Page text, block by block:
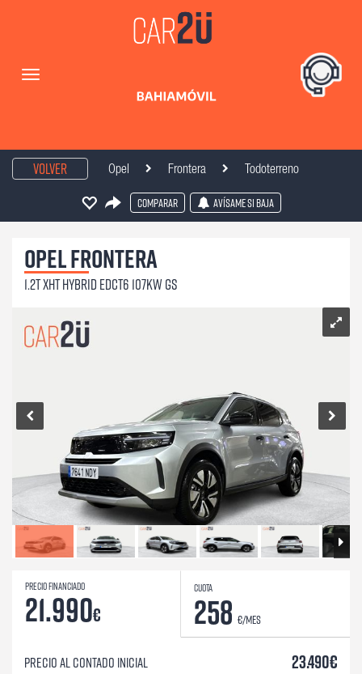
Volver Opel Frontera Todoterreno
Comparar Avísame si baja
OpelFrontera
1.2T XHT Hybrid eDCT6 107kW GS
Precio financiado
21.990€
Cuota
258 €/mes
Precio al contado inicial 23.490€